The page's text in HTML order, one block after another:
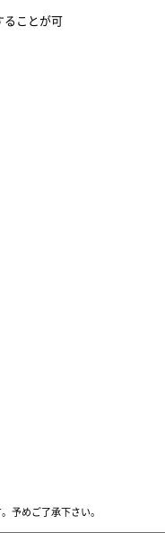
ることが可
予めご了承下さい。